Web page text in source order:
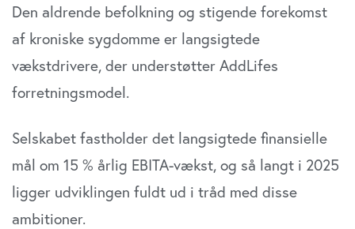
Den aldrende befolkning og stigende forekomst
af kroniske sygdomme er langsigtede
vækstdrivere, der understøtter AddLifes
forretningsmodel.
Selskabet fastholder det langsigtede finansielle
mål om 15 % årlig EBITA-vækst, og så langt i 2025
ligger udviklingen fuldt ud i tråd med disse
ambitioner.